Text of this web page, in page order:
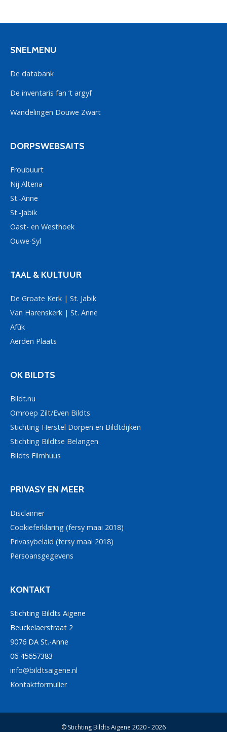
SNELMENU
De databank
De inventaris fan ’t argyf
Wandelingen Douwe Zwart
DORPSWEBSAITS
Froubuurt
Nij Altena
St.-Anne
St.-Jabik
Oast- en Westhoek
Ouwe-Syl
TAAL & KULTUUR
De Groate Kerk | St. Jabik
Van Harenskerk | St. Anne
Afûk
Aerden Plaats
OK BILDTS
Bildt.nu
Omroep Zilt/Even Bildts
Stichting Herstel Dorpen en Bildtdijken
Stichting Bildtse Belangen
Bildts Filmhuus
PRIVASY EN MEER
Disclaimer
Cookieferklaring (fersy maai 2018)
Privasybelaid (fersy maai 2018)
Persoansgegevens
KONTAKT
Stichting Bildts Aigene
Beuckelaerstraat 2
9076 DA St.-Anne
06 45657383
info@bildtsaigene.nl
Kontaktformulier
© Stichting Bildts Aigene 2020 - 2026